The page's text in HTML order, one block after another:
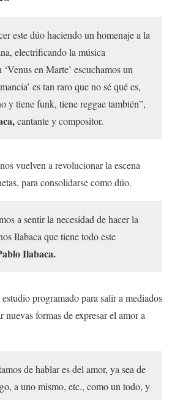
este dúo haciendo un homenaje a la
electrificando la música
en Marte’ escuchamos un
es tan raro que no sé qué es,
y tiene funk, tiene reggae también”,
cantante y compositor.
vuelven a revolucionar la escena
para consolidarse como dúo.
a sentir la necesidad de hacer la
Ilabaca que tiene todo este
Ilabaca.
programado para salir a mediados
nuevas formas de expresar el amor a
de hablar es del amor, ya sea de
a uno mismo, etc., como un todo, y